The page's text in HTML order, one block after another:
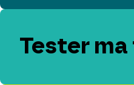
Tester